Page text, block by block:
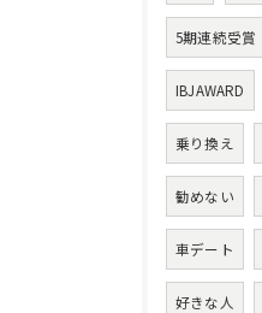
5期連続受賞
IBJAWARD
乗り換え
勧めない
車デート
好きな人